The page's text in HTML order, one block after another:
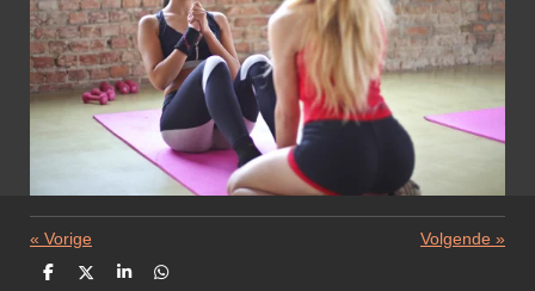
« Vorige Volgende »
D
D
S
D